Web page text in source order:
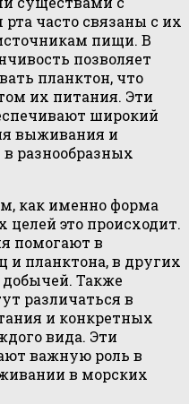
часто связаны с их
пищи. В
позволяет
планктон, что
их питания. Эти
широкий
выживания и
разнообразных
как именно форма
целей это происходит.
помогают в
и планктона, в других
Также
различаться в
и конкретных
вида. Эти
важную роль в
в морских